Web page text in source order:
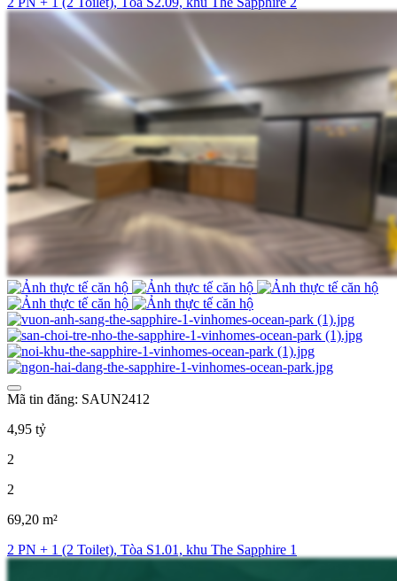
Mã tin đăng: SAUN2412
4,95 tỷ
2
2
69,20 m²
2 PN + 1 (2 Toilet), Tòa S1.01, khu The Sapphire 1